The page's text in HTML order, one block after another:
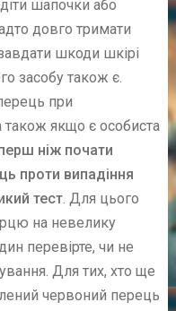
шапочки або
довго тримати
шкоди шкірі
засобу також є.
при
якщо є особиста
ніж почати
проти випадіння
тест. Для цього
на невелику
перевірте, чи не
Для тих, хто ще
червоний перець